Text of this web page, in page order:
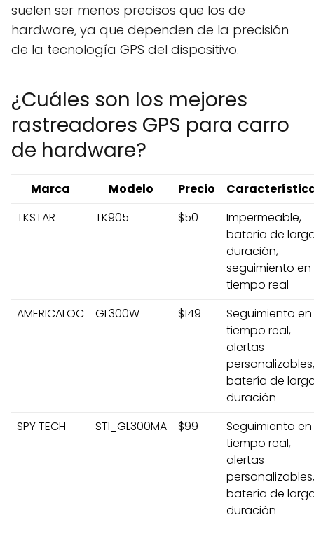
suelen ser menos precisos que los de
hardware, ya que dependen de la precisión
de la tecnología GPS del dispositivo.
¿Cuáles son los mejores
rastreadores GPS para carro
de hardware?
Marca Modelo Precio
TKSTAR
TK905 $50
Impermeable,
batería de
duración,
seguimiento en
tiempo real
AMERICALOC
GL300W $149
Seguimiento en
tiempo real,
alertas
personalizables,
batería de
duración
SPY TECH
STI_GL300MA $99
Seguimiento en
tiempo real,
alertas
personalizables,
batería de
duración